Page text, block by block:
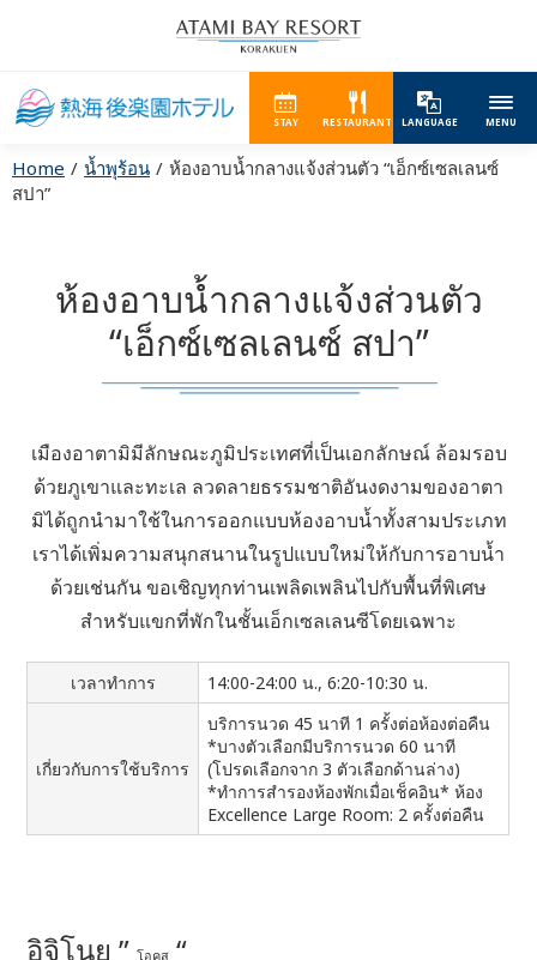
STAY RESTAURANT LANGUAGE MENU
Home น้ำพุร้อน
ห้องอาบน้ำกลางแจ้งส่วนตัว “เอ็กซ์เซลเลนซ์
สปา”
ห้องอาบน้ำกลางแจ้งส่วนตัว
“เอ็กซ์เซลเลนซ์ สปา”
เมืองอาตามิมีลักษณะภูมิประเทศที่เป็นเอกลักษณ์ ล้อมรอบ
ด้วยภูเขาและทะเล ลวดลายธรรมชาติอันงดงามของอาตา
มิได้ถูกนำมาใช้ในการออกแบบห้องอาบน้ำทั้งสามประเภท
เราได้เพิ่มความสนุกสนานในรูปแบบใหม่ให้กับการอาบน้ำ
ด้วยเช่นกันขอเชิญทุกท่านเพลิดเพลินไปกับพื้นที่พิเศษ
สำหรับแขกที่พักในชั้นเอ็กเซลเลนซีโดยเฉพาะ
เวลาทำการ 14:00-24:00 น., 6:20-10:30 น.
เกี่ยวกับการใช้บริการ
บริการนวด 45 นาที 1 ครั้งต่อห้องต่อคืน
*บางตัวเลือกมีบริการนวด 60 นาที
(โปรดเลือกจาก 3 ตัวเลือกด้านล่าง)
*ทำการสำรองห้องพักเมื่อเช็คอิน* ห้อง
Excellence Large Room: 2 ครั้งต่อคืน
อิจิโนยุ ”โอคุสุ “